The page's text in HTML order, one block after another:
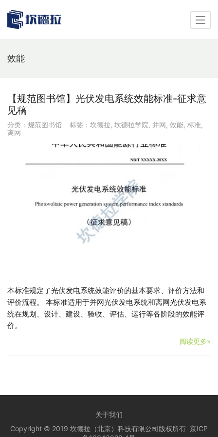
效能
【规范图书馆】光伏发电系统效能标准-征求意
见稿
分类： 规范图书馆 标签： 坎德拉, 坎德拉学院, 并网, 效能, 标准,
离网
本标准规定了光伏发电系统效能评价的基本要求、评价方法和
评价流程。 本标准适用于并网光伏发电系统和离网光伏发电系
统在规划、设计、建设、验收、评估、运行等各阶段的效能评
价。
阅读更多»
关于我们
Copyright © 2019 坎德拉（北京）科技有限公司版权所有 京ICP